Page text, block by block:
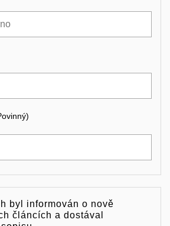
byl informován o nově
článcích a dostával